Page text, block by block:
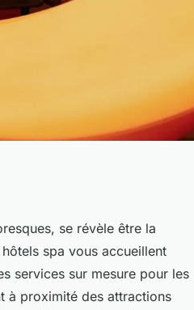
se révèle être la
spa vous accueillent
services sur mesure pour les
à proximité des attractions